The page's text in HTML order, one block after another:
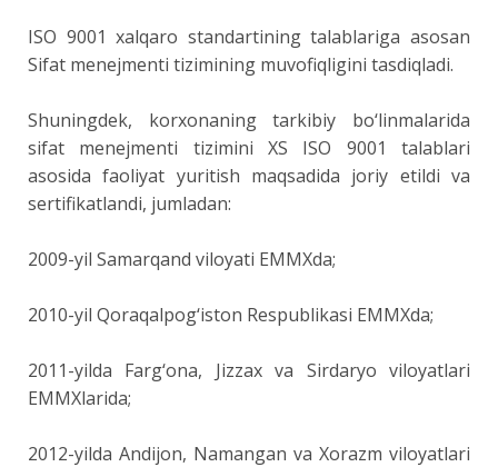
ISO 9001 xalqaro standartining talablariga asosan
Sifat menejmenti tizimining muvofiqligini tasdiqladi.
Shuningdek, korxonaning tarkibiy bo‘linmalarida
sifat menejmenti tizimini XS ISO 9001 talablari
asosida faoliyat yuritish maqsadida joriy etildi va
sertifikatlandi, jumladan:
2009-yil Samarqand viloyati EMMXda;
2010-yil Qoraqalpog‘iston Respublikasi EMMXda;
2011-yilda Farg‘ona, Jizzax va Sirdaryo viloyatlari
EMMXlarida;
2012-yilda Andijon, Namangan va Xorazm viloyatlari